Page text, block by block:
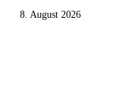
8. August 2026